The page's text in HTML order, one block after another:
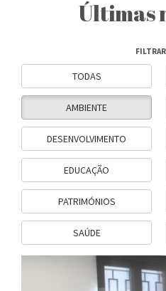
Últimas
TODAS
AMBIENTE
DESENVOLVIMENTO
EDUCAÇÃO
PATRIMÓNIOS
SAÚDE